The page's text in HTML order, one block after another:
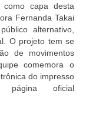
capa desta
Fernanda Takai
alternativo,
O projeto tem se
de movimentos
comemora o
do impresso
oficial